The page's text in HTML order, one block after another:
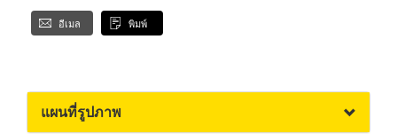
อีเมล พิมพ์
แผนที่รูปภาพ